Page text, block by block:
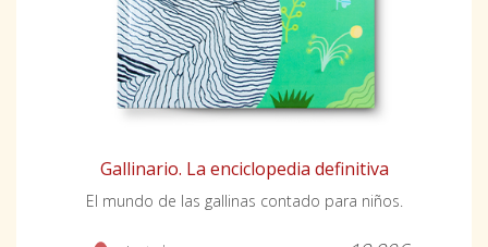
Gallinario. La enciclopedia definitiva
El mundo de las gallinas contado para niños.